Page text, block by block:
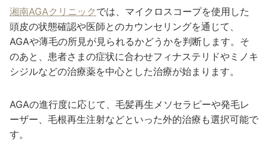
湘南AGAクリニック では、マイクロスコープを使用した
頭皮の状態確認や医師とのカウンセリングを通じて、
AGAや薄毛の所見が見られるかどうかを判断します。そ
のあと、患者さまの症状に合わせフィナステリドやミノキ
シジルなどの治療薬を中心とした治療が始まります。
AGAの進行度に応じて、毛髪再生メソセラピーや発毛レ
ーザー、毛根再生注射などといった外的治療も選択可能で
す。